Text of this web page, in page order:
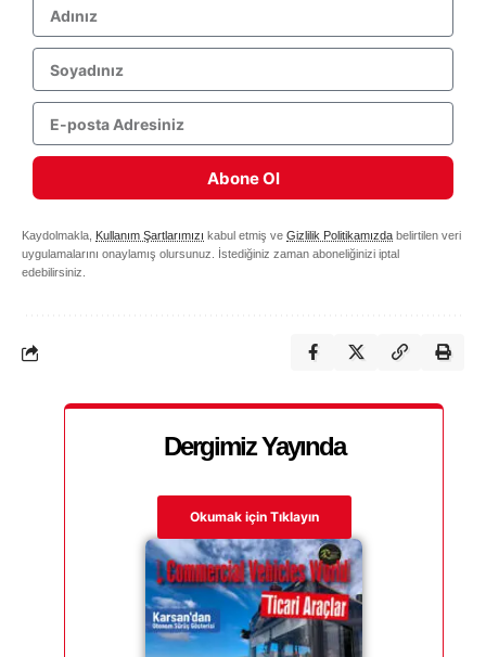
Abone Ol
Kaydolmakla, Kullanım Şartlarımızı kabul etmiş ve Gizlilik Politikamızda belirtilen veri
uygulamalarını onaylamış olursunuz. İstediğiniz zaman aboneliğinizi iptal
edebilirsiniz.
Dergimiz Yayında
Okumak için Tıklayın